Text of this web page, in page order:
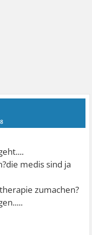
medis sind ja
zumachen?